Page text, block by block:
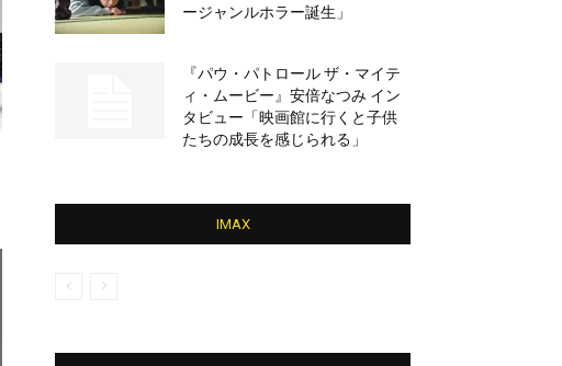
ージャンルホラー誕生」
『パウ・パトロール ザ・マイテ
ィ・ムービー』安倍なつみ イン
タビュー「映画館に行くと子供
たちの成長を感じられる」
IMAX